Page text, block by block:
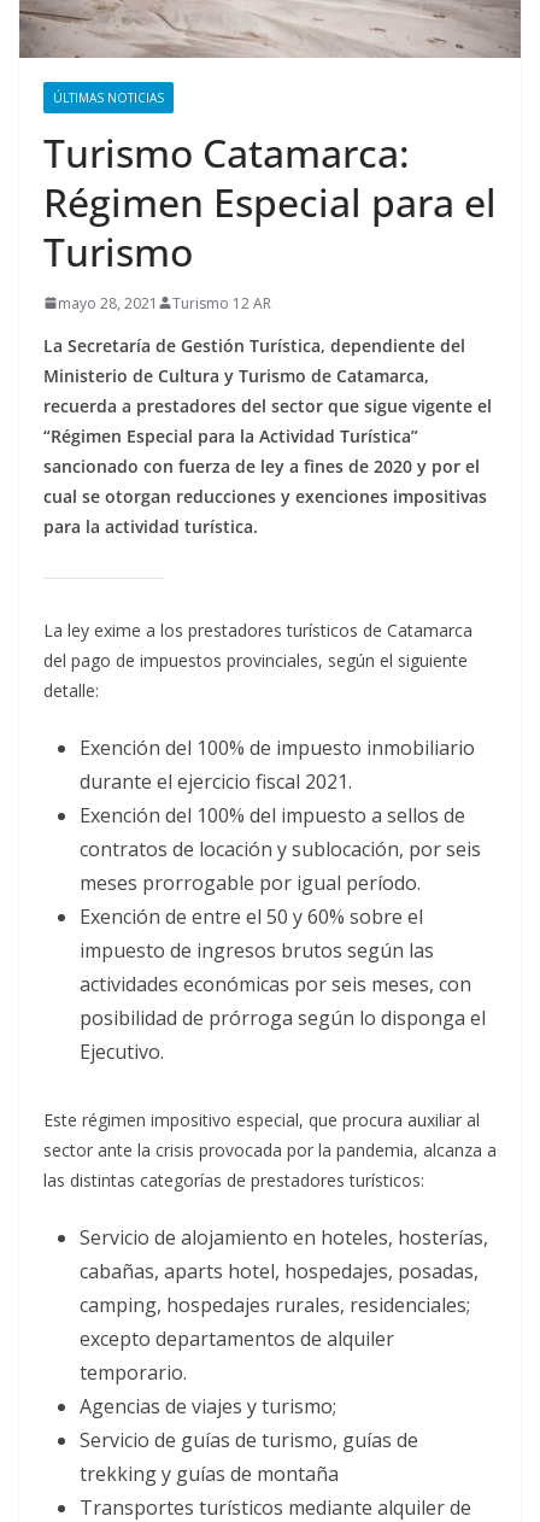
ÚLTIMAS NOTICIAS
Turismo Catamarca:
Régimen Especial para el
Turismo
mayo 28, 2021 Turismo 12 AR
La Secretaría de Gestión Turística, dependiente del
Ministerio de Cultura y Turismo de Catamarca,
recuerda a prestadores del sector que sigue vigente el
“Régimen Especial para la Actividad Turística”
sancionado con fuerza de ley a fines de 2020 y por el
cual se otorgan reducciones y exenciones impositivas
para la actividad turística.
La ley exime a los prestadores turísticos de Catamarca
del pago de impuestos provinciales, según el siguiente
detalle:
Exención del 100% de impuesto inmobiliario
durante el ejercicio fiscal 2021.
Exención del 100% del impuesto a sellos de
contratos de locación y sublocación, por seis
meses prorrogable por igual período.
Exención de entre el 50 y 60% sobre el
impuesto de ingresos brutos según las
actividades económicas por seis meses, con
posibilidad de prórroga según lo disponga el
Ejecutivo.
Este régimen impositivo especial, que procura auxiliar al
sector ante la crisis provocada por la pandemia, alcanza a
las distintas categorías de prestadores turísticos:
Servicio de alojamiento en hoteles, hosterías,
cabañas, aparts hotel, hospedajes, posadas,
camping, hospedajes rurales, residenciales;
excepto departamentos de alquiler
temporario.
Agencias de viajes y turismo;
Servicio de guías de turismo, guías de
trekking y guías de montaña
Transportes turísticos mediante alquiler de